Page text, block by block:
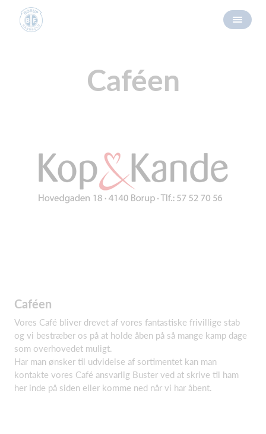
Caféen
Caféen
Vores Café bliver drevet af vores fantastiske frivillige stab
og vi bestræber os på at holde åben på så mange kamp dage
som overhovedet muligt.
Har man ønsker til udvidelse af sortimentet kan man
kontakte vores Café ansvarlig Buster ved at skrive til ham
her inde på siden eller komme ned når vi har åbent.